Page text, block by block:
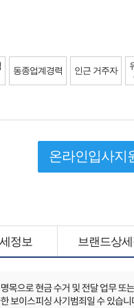
동종업계경력 인근 거주자
온라인입사지
정보 브랜드상